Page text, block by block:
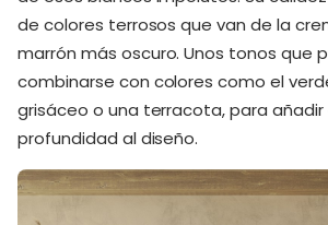
de colores terrosos que van de la
marrón más oscuro. Unos tonos que
combinarse con colores como el
grisáceo o una terracota, para
profundidad al diseño.